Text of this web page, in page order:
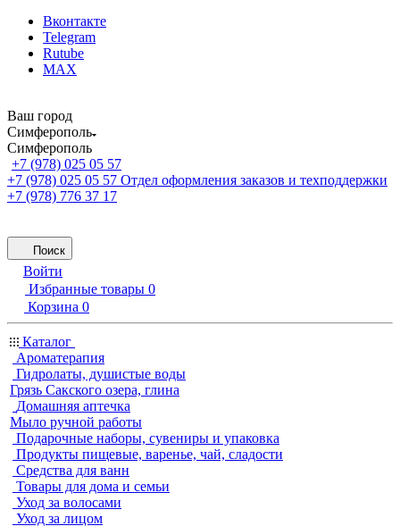
Вконтакте
Telegram
Rutube
MAX
Ваш город
Симферополь
Симферополь
+7 (978) 025 05 57
+7 (978) 025 05 57 Отдел оформления заказов и техподдержки
+7 (978) 776 37 17
Поиск
Войти
Избранные товары 0
Корзина 0
Каталог
Ароматерапия
Гидролаты, душистые воды
Грязь Сакского озера, глина
Домашняя аптечка
Мыло ручной работы
Подарочные наборы, сувениры и упаковка
Продукты пищевые, варенье, чай, сладости
Средства для ванн
Товары для дома и семьи
Уход за волосами
Уход за лицом